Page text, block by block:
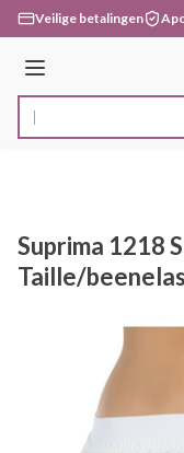
Ga naar de inhoud
Veilige betalingen
Menu
Product, merk,
Suprima 1218
Taille/